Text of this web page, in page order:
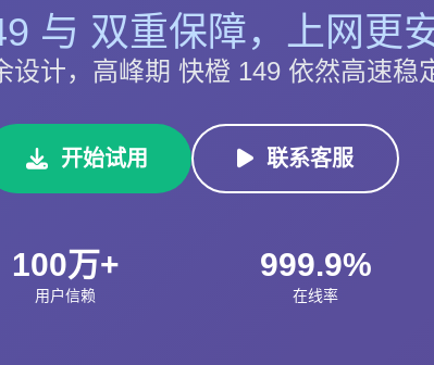
与 双重保障，上网更
设计，高峰期 快橙 149 依然高速稳
开始试用 联系客服
100万+
用户信赖
999.9%
在线率